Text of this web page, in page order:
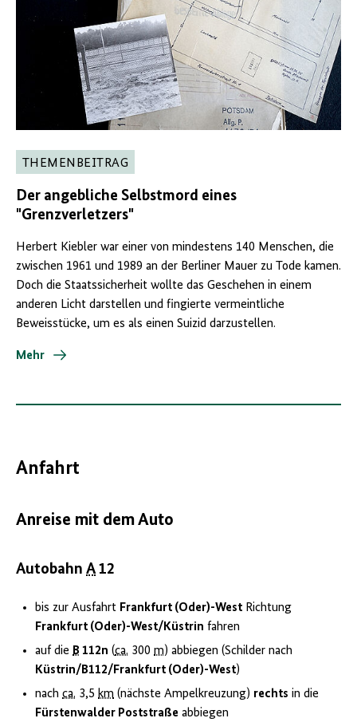
THEMENBEITRAG
Der angebliche Selbstmord eines
"Grenzverletzers"
Herbert Kiebler war einer von mindestens 140 Menschen, die
zwischen 1961 und 1989 an der Berliner Mauer zu Tode kamen.
Doch die Staatssicherheit wollte das Geschehen in einem
anderen Licht darstellen und fingierte vermeintliche
Beweisstücke, um es als einen Suizid darzustellen.
Mehr
Anfahrt
Anreise mit dem Auto
Autobahn A12
bis zur Ausfahrt Frankfurt (Oder)-West Richtung
Frankfurt (Oder)-West/Küstrin fahren
auf die B 112n (ca. 300 m) abbiegen (Schilder nach
Küstrin/B112/Frankfurt (Oder)-West)
nach ca. 3,5 km (nächste Ampelkreuzung) rechts in die
Fürstenwalder Poststraße abbiegen